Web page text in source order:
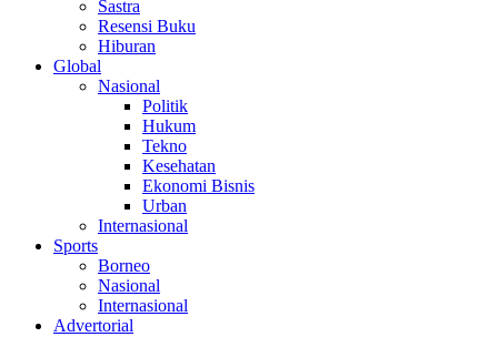
Sastra
Resensi Buku
Hiburan
Global
Nasional
Politik
Hukum
Tekno
Kesehatan
Ekonomi Bisnis
Urban
Internasional
Sports
Borneo
Nasional
Internasional
Advertorial